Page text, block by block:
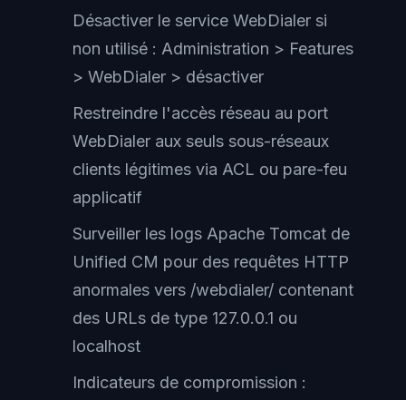
Désactiver le service WebDialer si
non utilisé : Administration > Features
> WebDialer > désactiver
Restreindre l'accès réseau au port
WebDialer aux seuls sous-réseaux
clients légitimes via ACL ou pare-feu
applicatif
Surveiller les logs Apache Tomcat de
Unified CM pour des requêtes HTTP
anormales vers /webdialer/ contenant
des URLs de type 127.0.0.1 ou
localhost
Indicateurs de compromission :